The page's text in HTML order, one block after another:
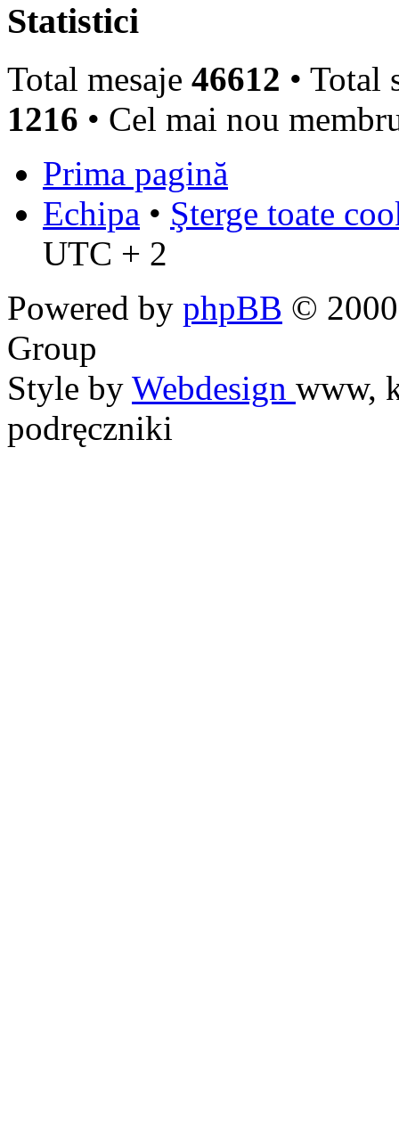
Statistici
Total mesaje 46612 • Total
1216 • Cel mai nou
Prima pagină
Echipa • Şterge toate
UTC + 2
Powered by phpBB ©
Group
Style by Webdesign www,
podręczniki